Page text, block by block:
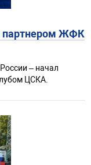
партнером ЖФК
– начал
ЦСКА.